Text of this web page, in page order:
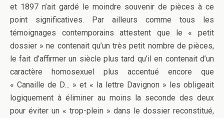
et 1897 n’ait gardé le moindre souvenir de pièces à ce
point significatives. Par ailleurs comme tous les
témoignages contemporains attestent que le « petit
dossier » ne contenait qu’un très petit nombre de pièces,
le fait d’affirmer un siècle plus tard qu’il en contenait d’un
caractère homosexuel plus accentué encore que
« Canaille de D… » et « la lettre Davignon » les obligeait
logiquement à éliminer au moins la seconde des deux
pour éviter un « trop-plein » dans le dossier reconstitué,